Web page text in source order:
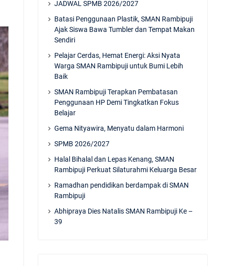
JADWAL SPMB 2026/2027
Batasi Penggunaan Plastik, SMAN Rambipuji
Ajak Siswa Bawa Tumbler dan Tempat Makan
Sendiri
Pelajar Cerdas, Hemat Energi: Aksi Nyata
Warga SMAN Rambipuji untuk Bumi Lebih
Baik
SMAN Rambipuji Terapkan Pembatasan
Penggunaan HP Demi Tingkatkan Fokus
Belajar
Gema Nityawira, Menyatu dalam Harmoni
SPMB 2026/2027
Halal Bihalal dan Lepas Kenang, SMAN
Rambipuji Perkuat Silaturahmi Keluarga Besar
Ramadhan pendidikan berdampak di SMAN
Rambipuji
Abhipraya Dies Natalis SMAN Rambipuji Ke –
39